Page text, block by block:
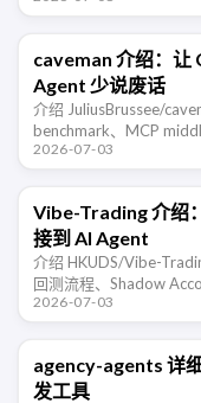
caveman 介绍：让
Agent 少说废话
介绍 JuliusBrussee/
benchmark、MCP
开发者判断这类 Agent …
2026-07-03
Vibe-Trading 介绍
接到 AI Agent
介绍 HKUDS/Vibe-
回测流程、Shadow
断它适合哪些交易研究场
2026-07-03
agency-agents 详
发工具